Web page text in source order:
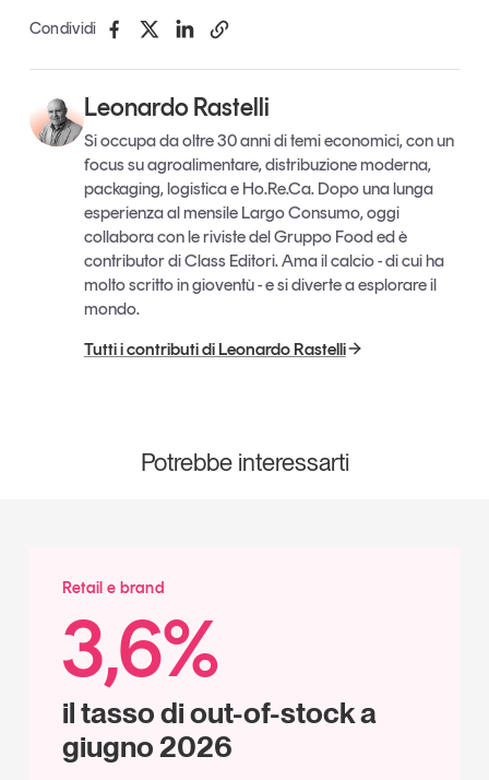
Condividi
Leonardo Rastelli
Si occupa da oltre 30 anni di temi economici, con un
focus su agroalimentare, distribuzione moderna,
packaging, logistica e Ho.Re.Ca. Dopo una lunga
esperienza al mensile Largo Consumo, oggi
collabora con le riviste del Gruppo Food ed è
contributor di Class Editori. Ama il calcio - di cui ha
molto scritto in gioventù - e si diverte a esplorare il
mondo.
Tutti i contributi di Leonardo Rastelli
Potrebbe interessarti
Retail e brand
3,6%
il tasso di out-of-stock a
giugno 2026